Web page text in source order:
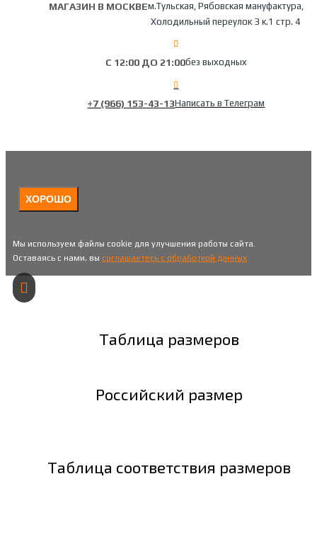
МАГАЗИН В МОСКВЕм.Тульская, Рябовская мануфактура,
Холодильный переулок 3 к.1 стр. 4
С 12:00 ДО 21:00без выходных
+7 (966) 153-43-13Написать в Телеграм
ХОРОШО
Мы используем файлы cookie для улучшения работы сайта.
Оставаясь с нами, вы соглашаетесь с обработкой данных
Таблица размеров
Российский размер
Таблица соответствия размеров